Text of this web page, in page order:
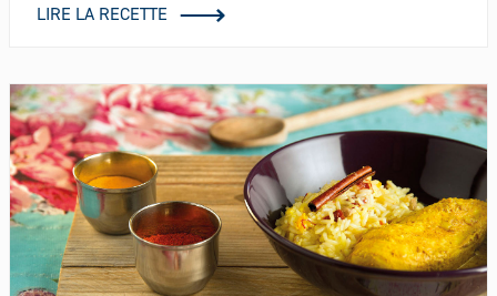
LIRE LA RECETTE